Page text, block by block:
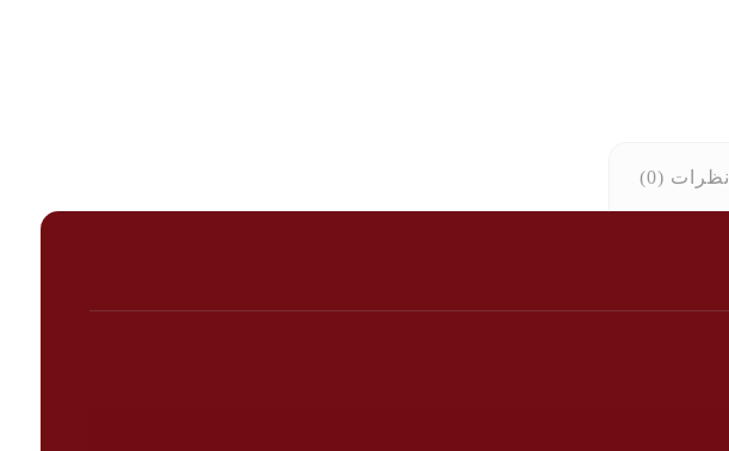
نظرات (0)